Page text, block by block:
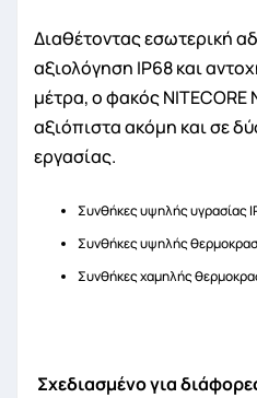
Διαθέτοντας εσωτερική
αξιολόγηση IP68 και
μέτρα, ο φακός NITECORE
αξιόπιστα ακόμη και σε
εργασίας.
Συνθήκες υψηλής υγρασίας
Συνθήκες υψηλής
Συνθήκες χαμηλής
Σχεδιασμένο για